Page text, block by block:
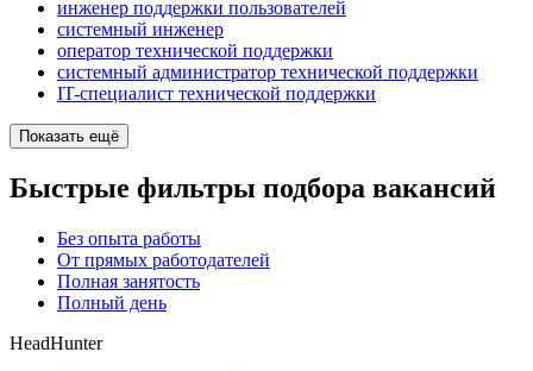
инженер поддержки пользователей
системный инженер
оператор технической поддержки
системный администратор технической поддержки
IT-специалист технической поддержки
Показать ещё
Быстрые фильтры подбора вакансий
Без опыта работы
От прямых работодателей
Полная занятость
Полный день
HeadHunter